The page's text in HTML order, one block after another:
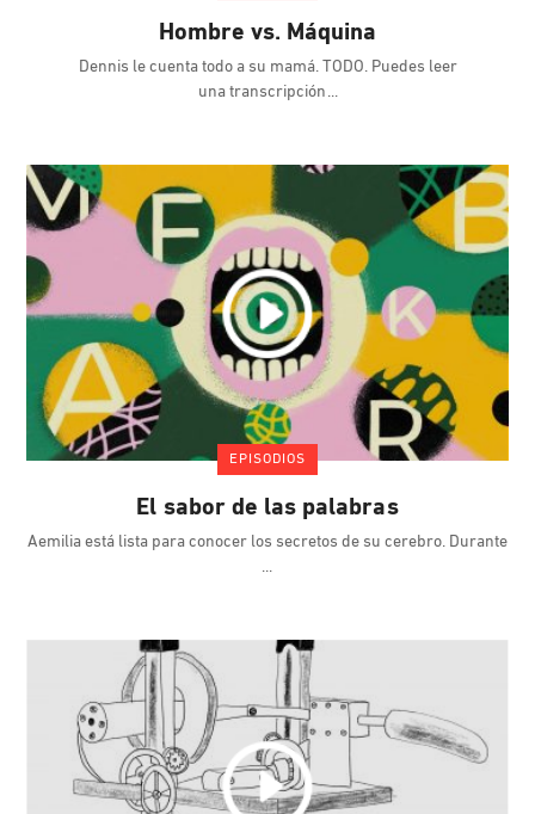
Hombre vs. Máquina
Dennis le cuenta todo a su mamá. TODO. Puedes leer
una transcripción
EPISODIOS
El sabor de las palabras
Aemilia está lista para conocer los secretos de su cerebro. Durante